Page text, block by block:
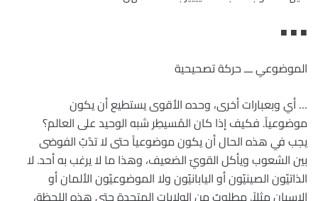
■ ■ ■
الموضوعي ـــ حركة تصحيحية
… أي وبعبارات أخرى، وحده الأقوى يستطيع أن يكون
موضوعياً. فكيف إذا كان المُسيطِر شبه الوحيد على العالم؟
يجب في هذه الحال أن يكون موضوعياً حتى لا تدُبّ الفوضى
بين الشعوب ويأكل القويّ الضعيف، وهذا ما لا يرغب به أحد. لا
الذاتيّون الصينيّون أو اليابانيّون ولا الموضوعيّون الألمان أو